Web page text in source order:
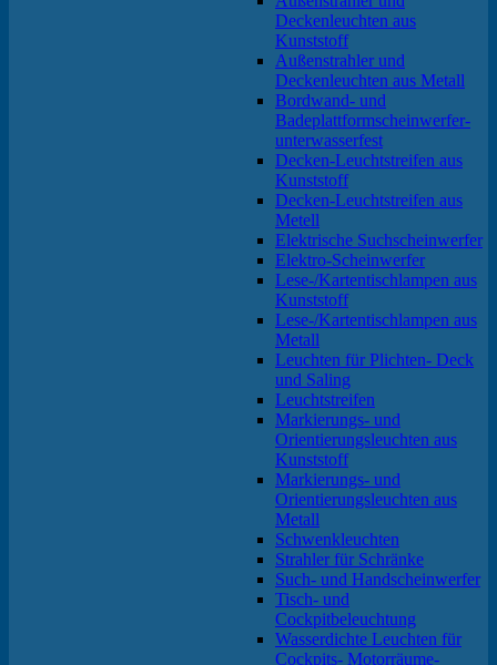
Deckenleuchten aus
Kunststoff
Außenstrahler und
Deckenleuchten aus Metall
Bordwand- und
Badeplattformscheinwerfer-
unterwasserfest
Decken-Leuchtstreifen aus
Kunststoff
Decken-Leuchtstreifen aus
Metell
Elektrische Suchscheinwerfer
Elektro-Scheinwerfer
Lese-/Kartentischlampen aus
Kunststoff
Lese-/Kartentischlampen aus
Metall
Leuchten für Plichten- Deck
und Saling
Leuchtstreifen
Markierungs- und
Orientierungsleuchten aus
Kunststoff
Markierungs- und
Orientierungsleuchten aus
Metall
Schwenkleuchten
Strahler für Schränke
Such- und Handscheinwerfer
Tisch- und
Cockpitbeleuchtung
Wasserdichte Leuchten für
Cockpits- Motorräume-